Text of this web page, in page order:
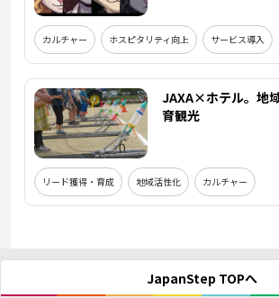
カルチャー ホスピタリティ向上 サービス導入
JAXA×ホテル。地
育観光
リード獲得・育成 地域活性化 カルチャー
JapanStep TOPへ